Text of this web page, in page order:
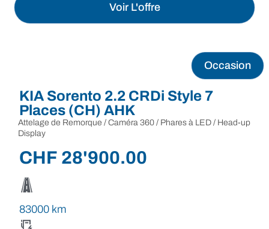
Voir L'offre
Occasion
KIA Sorento 2.2 CRDi Style 7
Places (CH) AHK
Attelage de Remorque / Caméra 360 / Phares à LED / Head-up
Display
CHF 28'900.00
83000 km